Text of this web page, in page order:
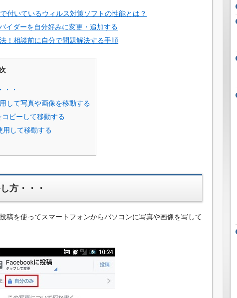
付いているウィルス対策ソフトの性能とは？
イダーを自分好みに変更・追加する
！相談前に自分で問題解決する手順
・・
して写真や画像を移動する
ピーして移動する
用して移動する
方・・・
稿を使ってスマートフォンからパソコンに写真や画像を写して